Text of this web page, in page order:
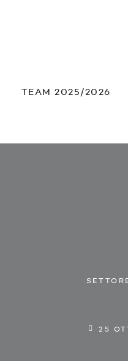
TEAM 2025/2026
25